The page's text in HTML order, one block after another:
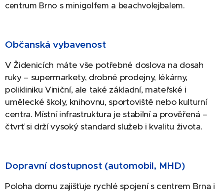
centrum Brno s minigolfem a beachvolejbalem.
Občanská vybavenost
V Židenicích máte vše potřebné doslova na dosah
ruky – supermarkety, drobné prodejny, lékárny,
polikliniku Viniční, ale také základní, mateřské i
umělecké školy, knihovnu, sportoviště nebo kulturní
centra. Místní infrastruktura je stabilní a prověřená –
čtvrť si drží vysoký standard služeb i kvalitu života.
Dopravní dostupnost (automobil, MHD)
Poloha domu zajišťuje rychlé spojení s centrem Brna i